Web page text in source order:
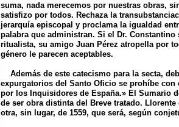
suma, nada merecemos por nuestras obras,
satisfizo por todos. Rechaza la
jerarquía episcopal y proclama la igualdad
palabra que administran. Si el Dr.
ritualista, su amigo Juan Pérez atropella por
género le parecen aceptables.
Además de este catecismo para la secta,
expurgatorios del Santo Oficio se prohíbe con
por los Inquisidores de España.» El Sumario
de ser obra distinta del Breve tratado.
otra, sin lugar, de 1559, que será, según